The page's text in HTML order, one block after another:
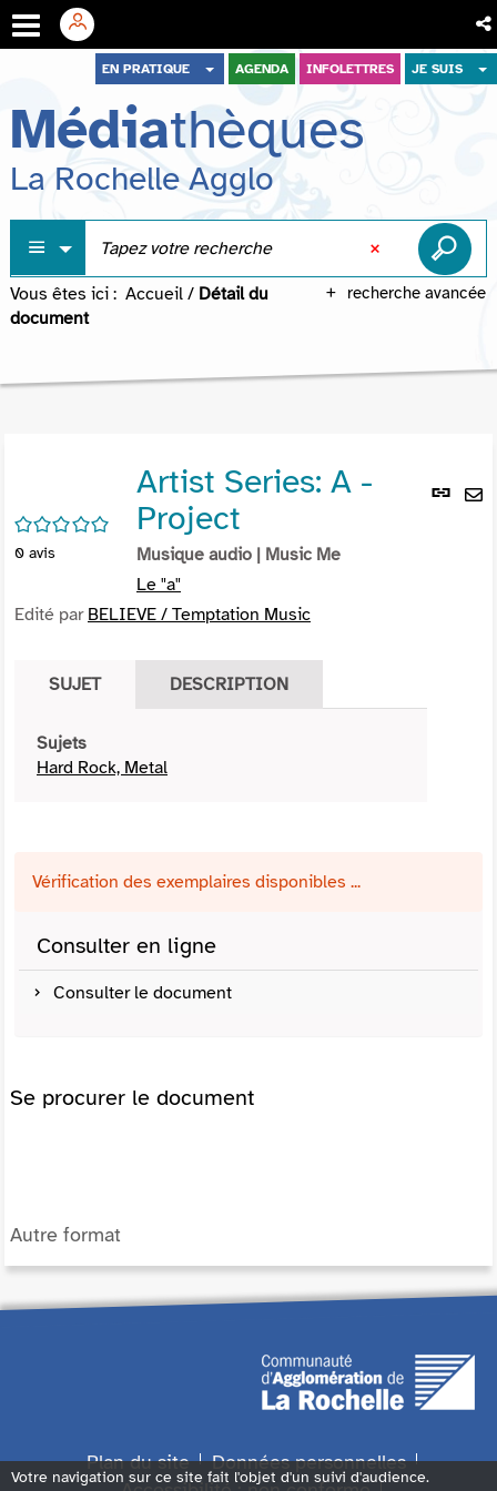
menu
contenu
recherche
EN PRATIQUE AGENDA INFOLETTRES JE SUIS
Médiathèques
La Rochelle Agglo
recherche avancée
Vous êtes ici : Accueil / Détail du
document
Lien
/5
0 avis
Artist Series: A -
Project
Musique audio | Music Me
Le "a"
Edité par BELIEVE / Temptation Music
SUJET DESCRIPTION
Sujets
Hard Rock, Metal
Vérification des exemplaires disponibles ...
Consulter en ligne
Consulter le document
Se procurer le document
Autre format
Plan du site
Données personnelles
Votre navigation sur ce site fait l'objet d'un suivi d'audience.